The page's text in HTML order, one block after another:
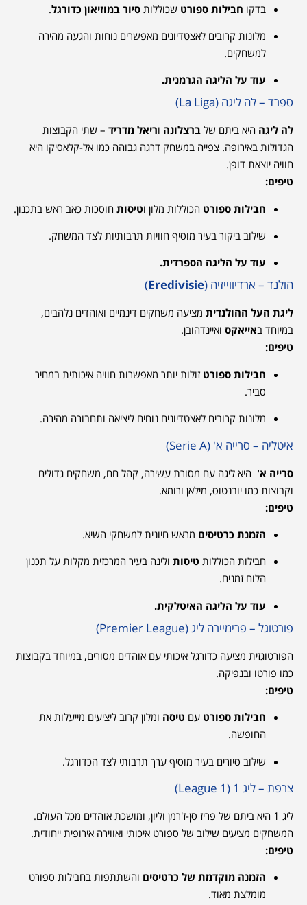
בדקו חבילות ספורט שכוללות סיור במוזיאון כדורגל.
מלונות קרובים לאצטדיונים מאפשרים נוחות והגעה מהירה
למשחקים.
עוד על הליגה הגרמנית.
ספרד – לה ליגה (La Liga)
לה ליגה היא ביתם של ברצלונה וריאל מדריד – שתי הקבוצות
הגדולות באירופה. צפייה במשחק דרגה גבוהה כמו אל-קלאסיקו היא
חוויה יוצאת דופן.
טיפים:
חבילות ספורט הכוללות מלון וטיסות חוסכות כאב ראש בתכנון.
שילוב ביקור בעיר מוסיף חוויות תרבותיות לצד המשחק.
עוד על הליגה הספרדית.
הולנד – ארדיווייזיה (Eredivisie
)
ליגת העל ההולנדית מציעה משחקים דינמיים ואוהדים נלהבים,
במיוחד באייאקס ואיינדהובן.
טיפים:
חבילות ספורט זולות יותר מאפשרות חוויה איכותית במחיר
סביר.
מלונות קרובים לאצטדיונים נוחים ליציאה ותחבורה מהירה.
איטליה – סרייה א' (Serie A)
סרייה א' היא ליגה עם מסורת עשירה, קהל חם, משחקים גדולים
וקבוצות כמו יובנטוס, מילאן ורומא.
טיפים:
הזמנת כרטיסים מראש חיונית למשחקי השיא.
חבילות הכוללות טיסות ולינה בעיר המרכזית מקלות על תכנון
הלוח זמנים.
עוד על הליגה האיטלקית.
פורטוגל – פרימיירה ליג (Premier League)
הפורטוגזית מציעה כדורגל איכותי עם אוהדים מסורים, במיוחד בקבוצות
כמו פורטו ובנפיקה.
טיפים:
חבילות ספורט עם טיסה ומלון קרוב ליציעים מייעלות את
החופשה.
שילוב סיורים בעיר מוסיף ערך תרבותי לצד הכדורגל.
צרפת – ליג 1 (League 1)
ליג 1 היא ביתם של פריז סן-ז'רמן וליון, ומושכת אוהדים מכל העולם.
המשחקים מציעים שילוב של ספורט איכותי ואווירה אירופית ייחודית.
טיפים:
הזמנה מוקדמת של כרטיסים והשתתפות בחבילות ספורט
מומלצת מאוד.